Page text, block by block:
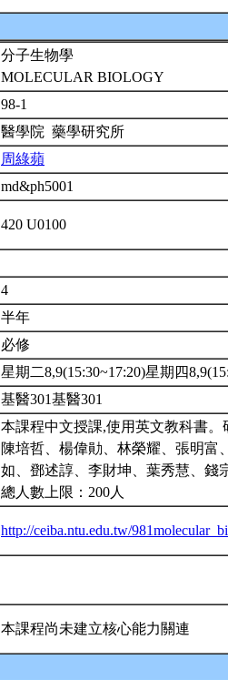
分子生物學
MOLECULAR BIOLOGY
98-1
醫學院 藥學研究所
周綠蘋
md&ph5001
420 U0100
4
半年
必修
星期二8,9(15:30~17:20)星期四
基醫301基醫301
本課程中文授課,使用英文教科書
陳培哲、楊偉勛、林榮耀、張明富
如、鄧述諄、李財坤、葉秀慧、錢
總人數上限：200人
http://ceiba.ntu.edu.tw/
本課程尚未建立核心能力關連